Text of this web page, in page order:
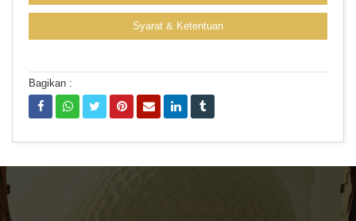
Syarat & Ketentuan
Bagikan :